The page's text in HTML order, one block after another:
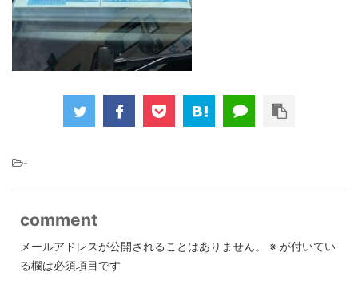
-
comment
メールアドレスが公開されることはありません。 ※ が付いてい
る欄は必須項目です